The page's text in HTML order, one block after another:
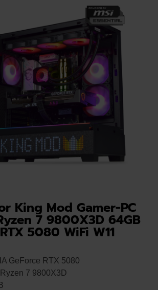
King Mod Gamer-PC
7 9800X3D 64GB
5080 WiFi W11
GeForce RTX 5080
7 9800X3D